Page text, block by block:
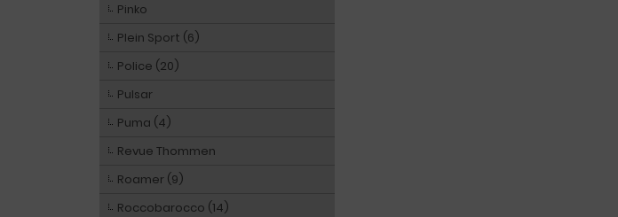
Pinko
Plein Sport (6)
Police (20)
Pulsar
Puma (4)
Revue Thommen
Roamer (9)
Roccobarocco (14)